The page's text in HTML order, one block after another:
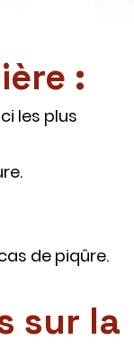
:
les plus
de piqûre.
sur la